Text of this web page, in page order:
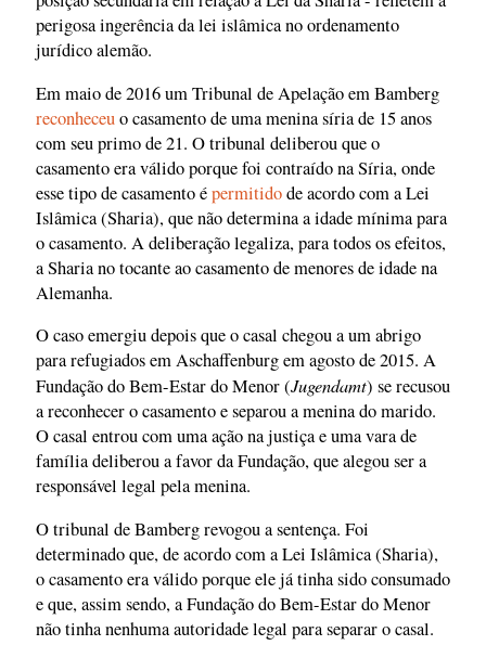
perigosa ingerência da lei islâmica no ordenamento
jurídico alemão.
Em maio de 2016 um Tribunal de Apelação em Bamberg
reconheceuo casamento de uma menina síria de 15 anos
com seu primo de 21. O tribunal deliberou que o
casamento era válido porque foi contraído na Síria, onde
esse tipo de casamento épermitidode acordo com a Lei
Islâmica (Sharia), que não determina a idade mínima para
o casamento. A deliberação legaliza, para todos os efeitos,
a Sharia no tocante ao casamento de menores de idade na
Alemanha.
O caso emergiu depois que o casal chegou a um abrigo
para refugiados em Aschaffenburg em agosto de 2015. A
Fundação do Bem-Estar do Menor (Jugendamt) se recusou
a reconhecer o casamento e separou a menina do marido.
O casal entrou com uma ação na justiça e uma vara de
família deliberou a favor da Fundação, que alegou ser a
responsável legal pela menina.
O tribunal de Bamberg revogou a sentença. Foi
determinado que, de acordo com a Lei Islâmica (Sharia),
o casamento era válido porque ele já tinha sido consumado
e que, assim sendo, a Fundação do Bem-Estar do Menor
não tinha nenhuma autoridade legal para separar o casal.